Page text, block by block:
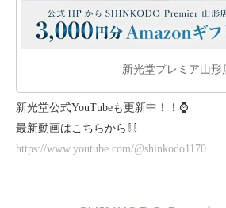
新光堂プレミア山形
新光堂公式YouTubeも更新中！！⌚
最新動画はこちらから⇩⇩
https://www.youtube.com/@shinkodo1170